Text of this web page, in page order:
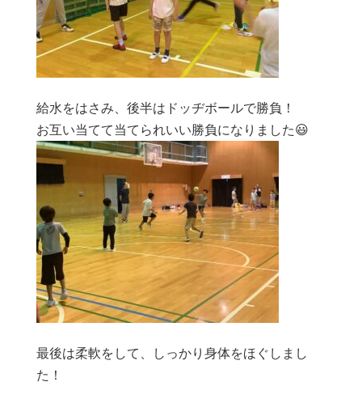
給水をはさみ、後半はドッヂボールで勝負！
お互い当てて当てられいい勝負になりました😃
最後は柔軟をして、しっかり身体をほぐしまし
た！